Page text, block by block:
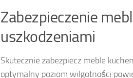
Zabezpieczenie
uszkodzeniami
Skutecznie zabezpiecz meble
optymalny poziom wilgotności